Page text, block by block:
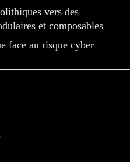
vers des
et composables
face au risque cyber